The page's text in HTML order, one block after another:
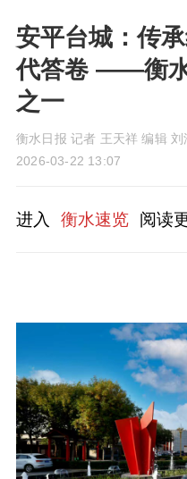
安平台城：传
代答卷 ——衡
之一
衡水日报 记者 王天祥 编辑 刘
2026-03-22 13:07
进入 衡水速览 阅读